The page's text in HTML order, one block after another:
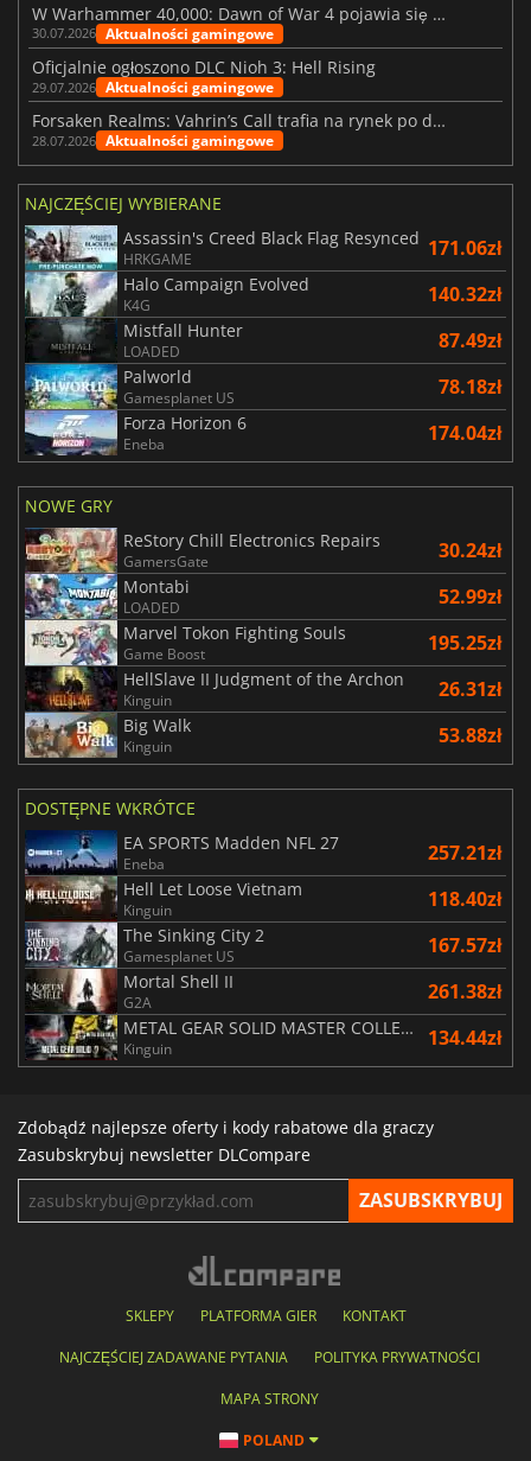
W Warhammer 40,000: Dawn of War 4 pojawia się frakcja Nekronów
30.07.2026 Aktualności gamingowe
Oficjalnie ogłoszono DLC Nioh 3: Hell Rising
29.07.2026 Aktualności gamingowe
Forsaken Realms: Vahrin’s Call trafia na rynek po dziesięciu latach prac
28.07.2026 Aktualności gamingowe
NAJCZĘŚCIEJ WYBIERANE
Assassin's Creed Black Flag Resynced
HRKGAME 171.06zł
Halo Campaign Evolved
K4G 140.32zł
Mistfall Hunter
LOADED 87.49zł
Palworld
Gamesplanet US 78.18zł
Forza Horizon 6
Eneba 174.04zł
NOWE GRY
ReStory Chill Electronics Repairs
GamersGate 30.24zł
Montabi
LOADED 52.99zł
Marvel Tokon Fighting Souls
Game Boost 195.25zł
HellSlave II Judgment of the Archon
Kinguin 26.31zł
Big Walk
Kinguin 53.88zł
DOSTĘPNE WKRÓTCE
EA SPORTS Madden NFL 27
Eneba 257.21zł
Hell Let Loose Vietnam
Kinguin 118.40zł
The Sinking City 2
Gamesplanet US 167.57zł
Mortal Shell II
G2A 261.38zł
METAL GEAR SOLID MASTER COLLECTION Vol.2
Kinguin 134.44zł
Zdobądź najlepsze oferty i kody rabatowe dla graczy
Zasubskrybuj newsletter DLCompare
SKLEPY PLATFORMA GIER KONTAKT
NAJCZĘŚCIEJ ZADAWANE PYTANIA POLITYKA PRYWATNOŚCI
MAPA STRONY
POLAND